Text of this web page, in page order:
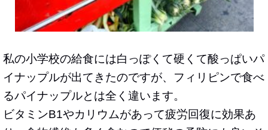
私の小学校の給食には白っぽくて硬くて酸っぱいパ
イナップルが出てきたのですが、フィリピンで食べ
るパイナップルとは全く違います。
ビタミンB1やカリウムがあって疲労回復に効果あ